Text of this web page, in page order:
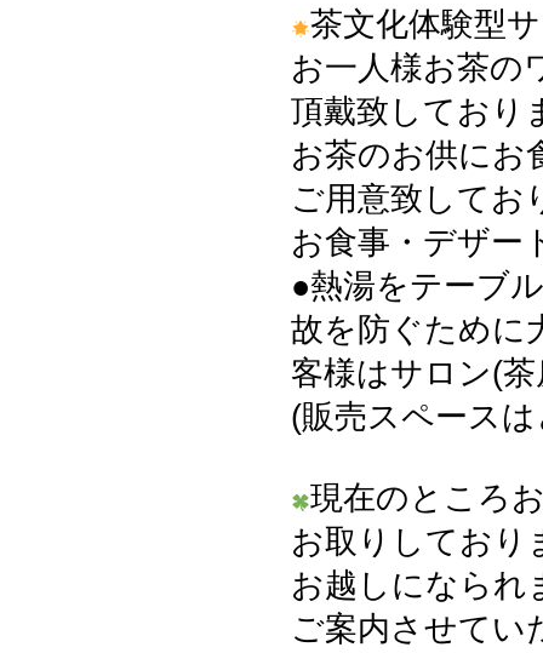
茶文化体験型
お一人様お茶の
頂戴致しており
お茶のお供にお
ご用意致してお
お食事・デザー
●熱湯をテーブ
故を防ぐために
客様はサロン(
(販売スペース
現在のところ
お取りしており
お越しになられ
ご案内させてい